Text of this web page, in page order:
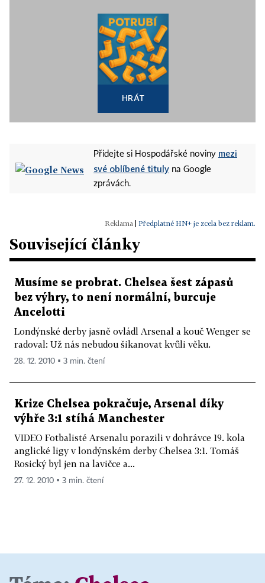
HRÁT
Přidejte si Hospodářské noviny mezi
své oblíbené tituly na Google
zprávách.
Předplatné HN+ je zcela bez reklam.
Související články
Musíme se probrat. Chelsea šest zápasů
bez výhry, to není normální, burcuje
Ancelotti
Londýnské derby jasně ovládl Arsenal a kouč Wenger se
radoval: Už nás nebudou šikanovat kvůli věku.
28. 12. 2010 ▪ 3 min. čtení
Krize Chelsea pokračuje, Arsenal díky
výhře 3:1 stíhá Manchester
VIDEO Fotbalisté Arsenalu porazili v dohrávce 19. kola
anglické ligy v londýnském derby Chelsea 3:1. Tomáš
Rosický byl jen na lavičce a...
27. 12. 2010 ▪ 3 min. čtení